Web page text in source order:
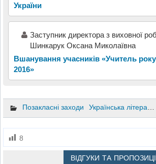
України
Заступник директора з виховної
Шинкарук Оксана Миколаївна
Вшанування учасників «Учитель
2016»
Позакласні заходи Українська література
8
ВІДГУКИ ТА